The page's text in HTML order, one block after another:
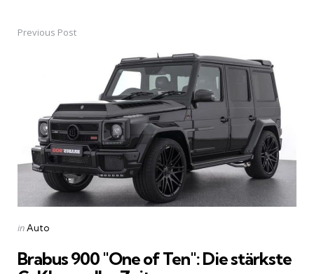
PostPrevious Post
Posted
inAuto
Brabus 900 "One of Ten": Die stärkste